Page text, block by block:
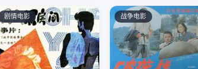
剧情电影 战争电影